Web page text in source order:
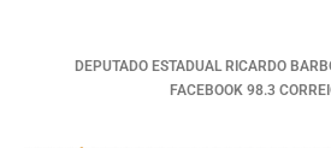
DEPUTADO ESTADUAL RICARDO
FACEBOOK 98.3